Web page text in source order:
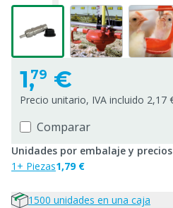
1,79 €
Precio unitario, IVA incluido 2,17
Comparar
Unidades por embalaje y
1+ Piezas1,79 €
1500 unidades en una caja